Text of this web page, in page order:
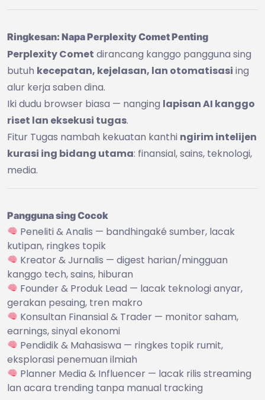
Ringkesan: Napa Perplexity Comet Penting
Perplexity Comet dirancang kanggo pangguna sing
butuh kecepatan, kejelasan, lan otomatisasi ing
alur kerja saben dina.
Iki dudu browser biasa — nanging lapisan AI kanggo
riset lan eksekusi tugas.
Fitur Tugas nambah kekuatan kanthi ngirim intelijen
kurasi ing bidang utama: finansial, sains, teknologi,
media.
Pangguna sing Cocok
Peneliti & Analis — bandhingaké sumber, lacak
kutipan, ringkes topik
Kreator & Jurnalis — digest harian/mingguan
kanggo tech, sains, hiburan
Founder & Produk Lead — lacak teknologi anyar,
gerakan pesaing, tren makro
Konsultan Finansial & Trader — monitor saham,
earnings, sinyal ekonomi
Pendidik & Mahasiswa — ringkes topik rumit,
eksplorasi penemuan ilmiah
Planner Media & Influencer — lacak rilis streaming
lan acara trending tanpa manual tracking